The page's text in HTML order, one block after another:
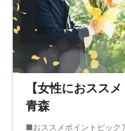
【女性におスス
青森
■おススメポイントピック